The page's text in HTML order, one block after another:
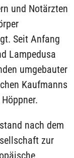
und Notärzten
Seit Anfang
Lampedusa
umgebauter
Kaufmanns
nach dem
zur